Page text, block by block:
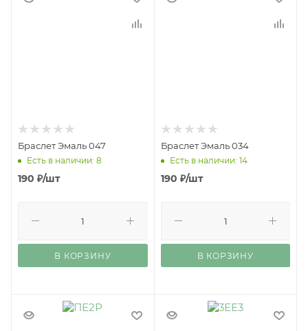
Браслет Эмаль 047
Есть в наличии: 8
190 ₽/шт
В КОРЗИНУ
Браслет Эмаль 034
Есть в наличии: 14
190 ₽/шт
В КОРЗИНУ